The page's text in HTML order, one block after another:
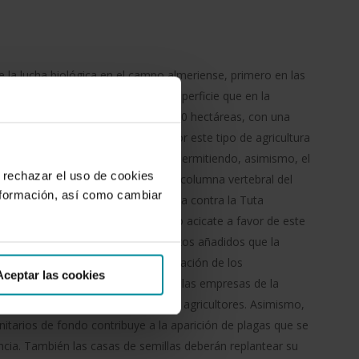
el uso de cookies
así como cambiar
las cookies
lucha biológica en el campo almeriense, primero en las
progresiva, en las demás. La superficie que en la
lucha biológica fue de unas 16.500 hectáreas, con una
los próximos años. La apuesta por este tipo de agricultura
en los lineales europeos, permitiendo, asimismo, el
en la que la innovación es la columna vertebral del
de una solución de lucha biológica contra la Tuta
en la propia provincia) es un claro acicate a favor de este
pasar desapercibidos los esfuerzos añadidos que la
marcha: desde una mayor formación de los
un mayor esfuerzo en I+D en las empresas de la
colaboración entre técnicos y agricultores. Asimismo,
de fondo contribuye a la aparición de plagas que se
También las casas de semillas deberán replantear su